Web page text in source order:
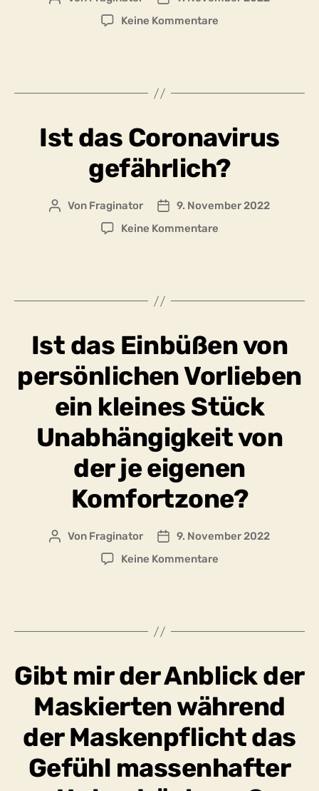
Keine Kommentarezu
medizinisch
Motivierte
Pandemie-
Erzählungen
trennen?
Ist das Coronavirus
gefährlich?
Beitragsautor
Von Fraginator Beitragsdatum
9. November 2022
Keine Kommentarezu
Ist das Einbüßen von
persönlichen Vorlieben
ein kleines Stück
Unabhängigkeit von
der je eigenen
Komfortzone?
Beitragsautor
Von Fraginator Beitragsdatum
9. November 2022
Keine Kommentarezu
ein
kleines
Stück
Unabhängigkeit
von
der
je
eigenen
Gibt mir der Anblick der
Maskierten während
der Maskenpflicht das
Gefühl massenhafter